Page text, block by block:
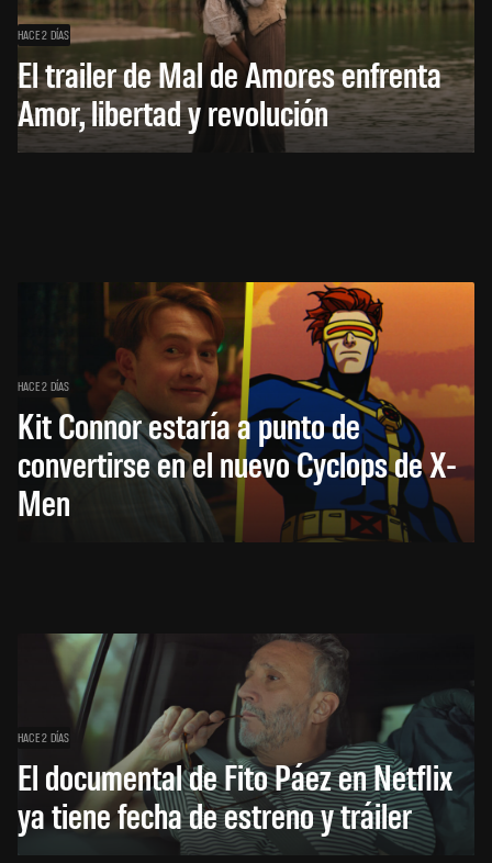
HACE 2 DÍAS
El trailer de Mal de Amores enfrenta
Amor, libertad y revolución
HACE 2 DÍAS
Kit Connor estaría a punto de
convertirse en el nuevo Cyclops de X-
Men
HACE 2 DÍAS
El documental de Fito Páez en Netflix
ya tiene fecha de estreno y tráiler